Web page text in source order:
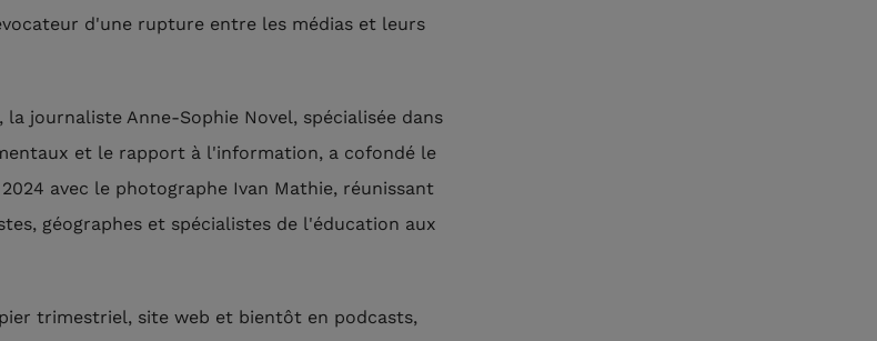
d'une rupture entre les médias et leurs
la journaliste Anne-Sophie Novel, spécialisée dans
et le rapport à l'information, a cofondé le
avec le photographe Ivan Mathie, réunissant
géographes et spécialistes de l'éducation aux
trimestriel, site web et bientôt en podcasts,